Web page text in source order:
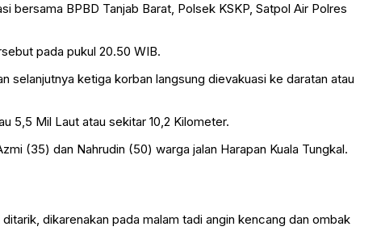
bersama BPBD Tanjab Barat, Polsek KSKP, Satpol Air Polres
pada pukul 20.50 WIB.
selanjutnya ketiga korban langsung dievakuasi ke daratan atau
5,5 Mil Laut atau sekitar 10,2 Kilometer.
(35) dan Nahrudin (50) warga jalan Harapan Kuala Tungkal.
dikarenakan pada malam tadi angin kencang dan ombak